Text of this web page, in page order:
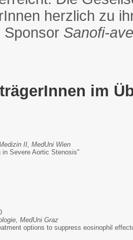
herzlich zu
Sponsor Sanofi-
im
II, MedUni Wien
Severe Aortic Stenosis"
MedUni Graz
options to suppress eosinophil